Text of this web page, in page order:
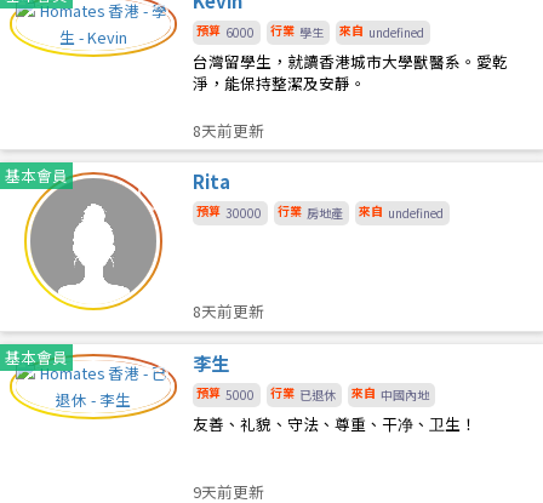
預算 6000 行業 學生 來自 undefined
台灣留學生，就讀香港城市大學獸醫系。愛乾
淨，能保持整潔及安靜。
8天前更新
基本會員
Rita
預算 30000 行業 房地產 來自 undefined
8天前更新
基本會員
李生
預算 5000 行業 已退休 來自 中國內地
友善、礼貌、守法、尊重、干净、卫生！
9天前更新